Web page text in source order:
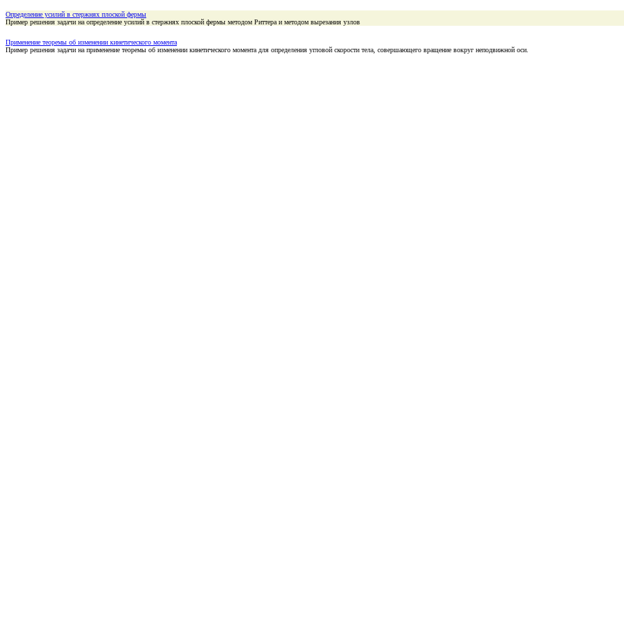
Определение усилий в стержнях плоской фермы
Пример решения задачи на определение усилий в стержнях плоской фермы методом Риттера и методом вырезания узлов
Применение теоремы об изменении кинетического момента
Пример решения задачи на применение теоремы об изменении кинетического момента для определения угловой скорости тела, совершающего вращение вокруг неподвижной оси.